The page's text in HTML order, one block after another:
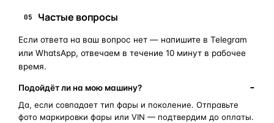
05 Частые вопросы
Если ответа на ваш вопрос нет — напишите в Telegram
или WhatsApp, отвечаем в течение 10 минут в рабочее
время.
Подойдёт ли на мою машину?
Да, если совпадает тип фары и поколение. Отправьте
фото маркировки фары или VIN — подтвердим до оплаты.